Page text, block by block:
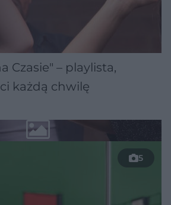
Czasie" – playlista,
każdą chwilę
5